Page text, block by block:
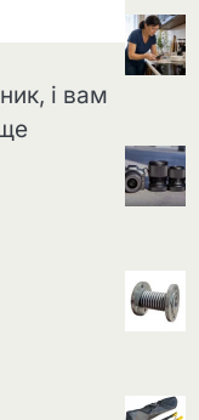
і вам